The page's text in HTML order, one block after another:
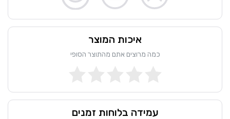
איכות המוצר
כמה מרוצים אתם מהתוצר הסופי
עמידה בלוחות זמנים